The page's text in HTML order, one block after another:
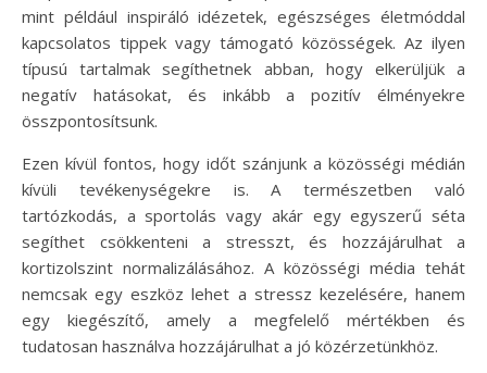
mint például inspiráló idézetek, egészséges életmóddal
kapcsolatos tippek vagy támogató közösségek. Az ilyen
típusú tartalmak segíthetnek abban, hogy elkerüljük a
negatív hatásokat, és inkább a pozitív élményekre
összpontosítsunk.
Ezen kívül fontos, hogy időt szánjunk a közösségi médián
kívüli tevékenységekre is. A természetben való
tartózkodás, a sportolás vagy akár egy egyszerű séta
segíthet csökkenteni a stresszt, és hozzájárulhat a
kortizolszint normalizálásához. A közösségi média tehát
nemcsak egy eszköz lehet a stressz kezelésére, hanem
egy kiegészítő, amely a megfelelő mértékben és
tudatosan használva hozzájárulhat a jó közérzetünkhöz.